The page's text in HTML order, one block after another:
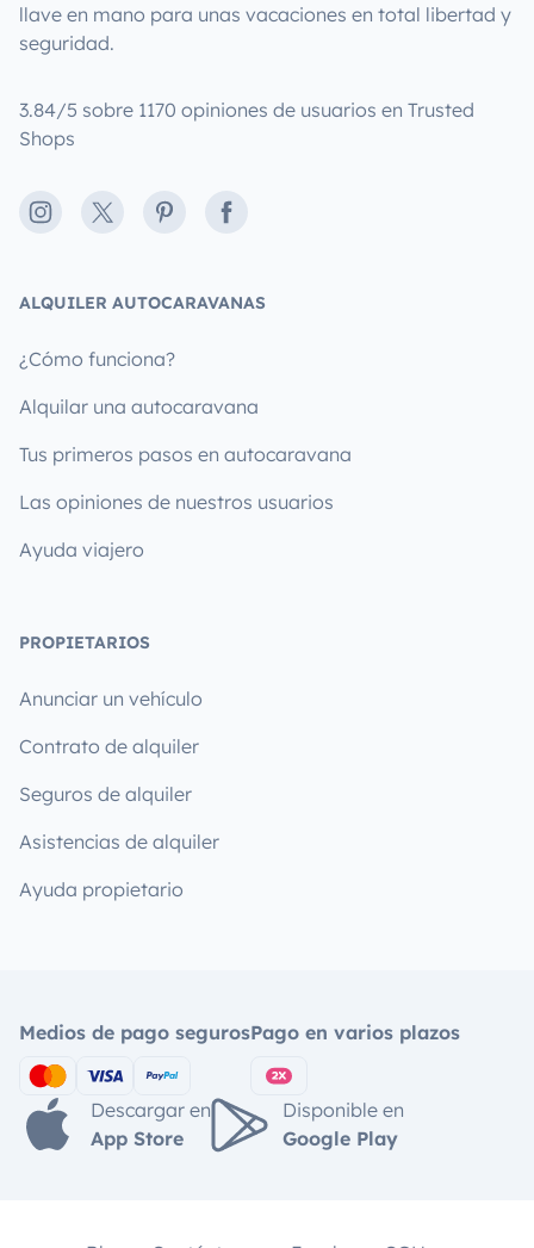
llave en mano para unas vacaciones en total libertad y
seguridad.
3.84/5 sobre 1170 opiniones de usuarios en Trusted
Shops
Instagram
X PinterestFacebook
ALQUILER AUTOCARAVANAS
¿Cómo funciona?
Alquilar una autocaravana
Tus primeros pasos en autocaravana
Las opiniones de nuestros usuarios
Ayuda viajero
PROPIETARIOS
Anunciar un vehículo
Contrato de alquiler
Seguros de alquiler
Asistencias de alquiler
Ayuda propietario
Medios de pago segurosPago en varios plazos
Descargar en
App Store
Disponible en
Google Play